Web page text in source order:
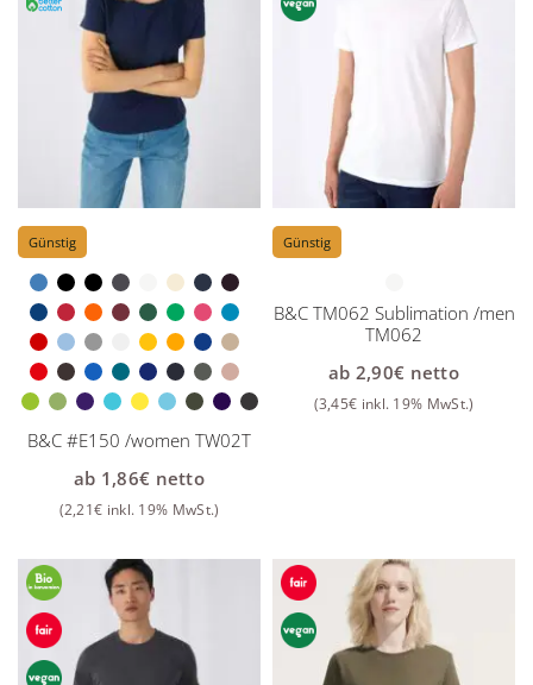
Günstig
B&C #E150 /women TW02T
ab 1,86€ netto
(2,21€ inkl. 19% MwSt.)
Günstig
B&C TM062 Sublimation /men
TM062
ab 2,90€ netto
(3,45€ inkl. 19% MwSt.)